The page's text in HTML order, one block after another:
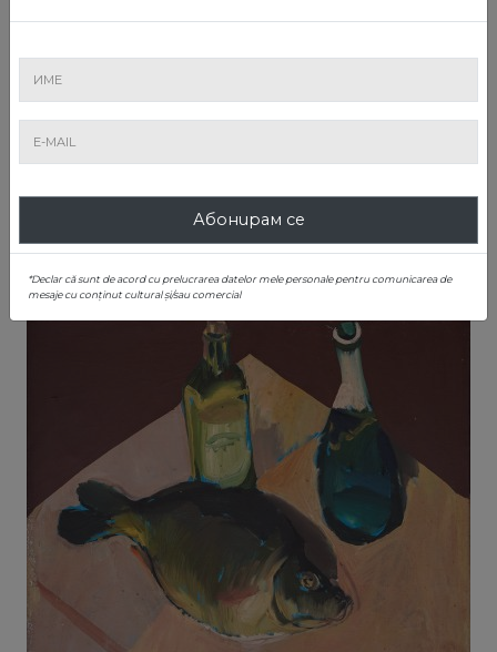
5. Пуйки
Абонирам се
*Declar că sunt de acord cu prelucrarea datelor mele personale pentru comunicarea de
mesaje cu conținut cultural și/sau comercial